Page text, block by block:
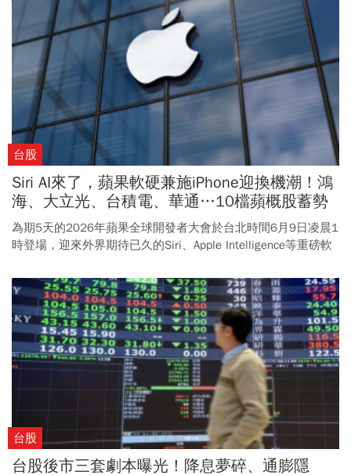
台股
Siri AI來了，蘋果軟硬兼施iPhone迎換機潮！鴻
海、大立光、台積電、華通…10檔蘋概股蓄勢
待發
為期5天的2026年蘋果全球開發者大會於台北時間6月9日凌晨1
時登場，迎來外界期待已久的Siri、Apple Intelligence等重磅軟
台股
台股後市三套劇本曝光！降息夢碎、通膨隱